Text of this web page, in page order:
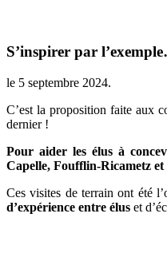
S’inspirer par
le 5 septembre 2024.
C’est la proposition faite aux
dernier !
Pour aider les élus à
Capelle, Foufflin-Ricametz
Ces visites de terrain ont été
d’expérience entre élus et